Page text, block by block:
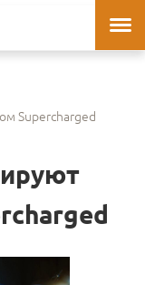
Supercharged